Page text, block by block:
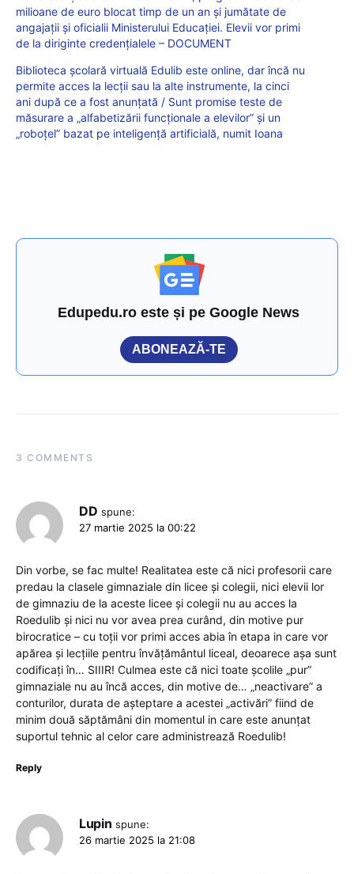
milioane de euro blocat timp de un an și jumătate de
angajații și oficialii Ministerului Educației. Elevii vor primi
de la diriginte credențialele – DOCUMENT
Biblioteca școlară virtuală Edulib este online, dar încă nu
permite acces la lecții sau la alte instrumente, la cinci
ani după ce a fost anunțată / Sunt promise teste de
măsurare a „alfabetizării funcționale a elevilor” și un
„roboțel” bazat pe inteligență artificială, numit Ioana
Edupedu.ro este și pe Google News
ABONEAZĂ-TE
3 COMMENTS
DD spune:
27 martie 2025 la 00:22
Din vorbe, se fac multe! Realitatea este că nici profesorii care
predau la clasele gimnaziale din licee și colegii, nici elevii lor
de gimnaziu de la aceste licee și colegii nu au acces la
Roedulib și nici nu vor avea prea curând, din motive pur
birocratice – cu toții vor primi acces abia în etapa in care vor
apărea și lecțiile pentru învățământul liceal, deoarece așa sunt
codificați în… SIIIR! Culmea este că nici toate școlile „pur”
gimnaziale nu au încă acces, din motive de… „neactivare” a
conturilor, durata de așteptare a acestei „activări” fiind de
minim două săptămâni din momentul in care este anunțat
suportul tehnic al celor care administrează Roedulib!
Reply
Lupin spune:
26 martie 2025 la 21:08